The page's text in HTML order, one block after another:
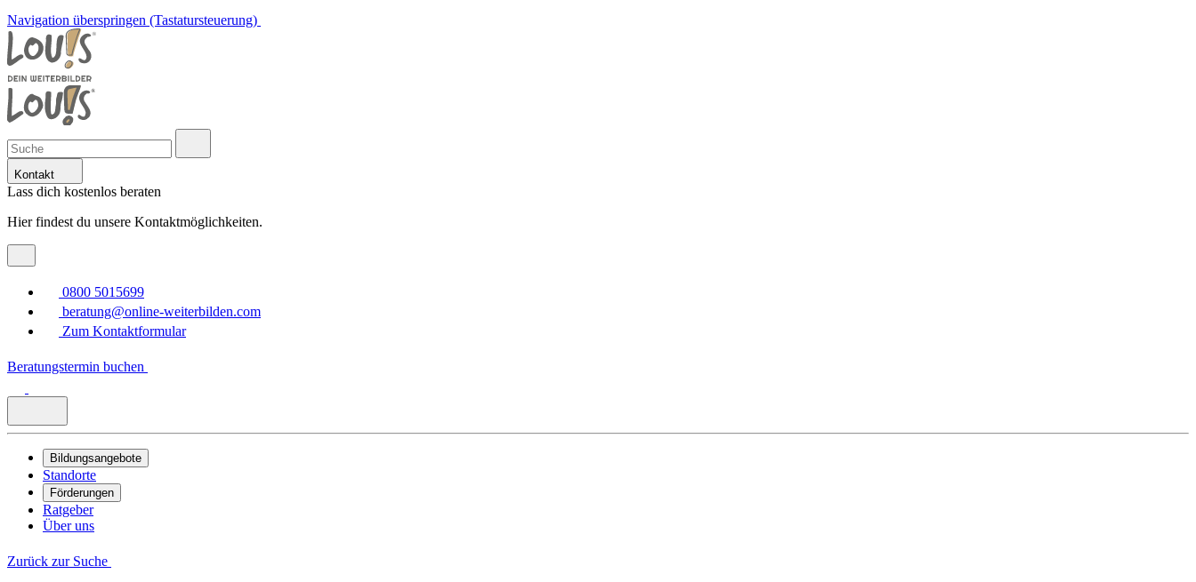
Navigation überspringen (Tastatursteuerung)
Kontakt
Lass dich kostenlos beraten
Hier findest du unsere Kontaktmöglichkeiten.
0800 5015699
beratung@online-weiterbilden.com
Zum Kontaktformular
Beratungstermin buchen
Bildungsangebote
Standorte
Förderungen
Ratgeber
Über uns
Zurück zur Suche